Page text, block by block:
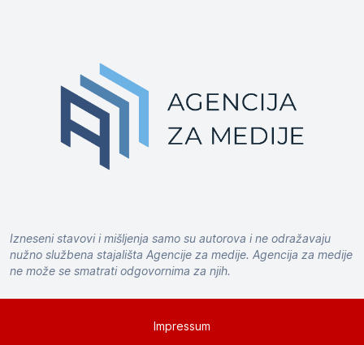
Izneseni stavovi i mišljenja samo su autorova i ne odražavaju
nužno službena stajališta Agencije za medije. Agencija za medije
ne može se smatrati odgovornima za njih.
Impressum